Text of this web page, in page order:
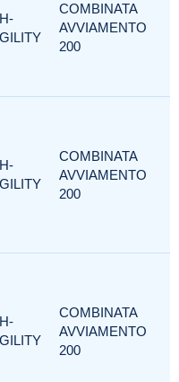
COMBINATA
AVVIAMENTO
200
COMBINATA
AVVIAMENTO
200
COMBINATA
AVVIAMENTO
200